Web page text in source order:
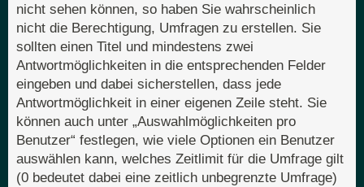
nicht sehen können, so haben Sie wahrscheinlich
nicht die Berechtigung, Umfragen zu erstellen. Sie
sollten einen Titel und mindestens zwei
Antwortmöglichkeiten in die entsprechenden Felder
eingeben und dabei sicherstellen, dass jede
Antwortmöglichkeit in einer eigenen Zeile steht. Sie
können auch unter „Auswahlmöglichkeiten pro
Benutzer“ festlegen, wie viele Optionen ein Benutzer
auswählen kann, welches Zeitlimit für die Umfrage gilt
(0 bedeutet dabei eine zeitlich unbegrenzte Umfrage)